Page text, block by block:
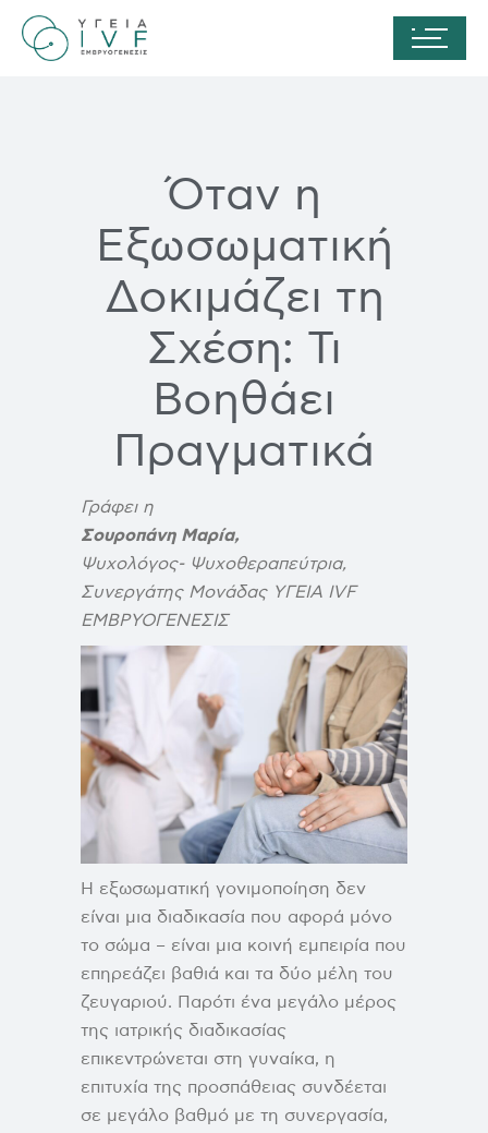
Όταν η
Εξωσωματική
Δοκιμάζει τη
Σχέση: Τι
Βοηθάει
Πραγματικά
Γράφει η
Σουροπάνη Μαρία,
Ψυχολόγος- Ψυχοθεραπεύτρια,
Συνεργάτης Μονάδας ΥΓΕΙΑ IVF
ΕΜΒΡΥΟΓΕΝΕΣΙΣ
Η εξωσωματική γονιμοποίηση δεν
είναι μια διαδικασία που αφορά μόνο
το σώμα – είναι μια κοινή εμπειρία που
επηρεάζει βαθιά και τα δύο μέλη του
ζευγαριού. Παρότι ένα μεγάλο μέρος
της ιατρικής διαδικασίας
επικεντρώνεται στη γυναίκα, η
επιτυχία της προσπάθειας συνδέεται
σε μεγάλο βαθμό με τη συνεργασία,